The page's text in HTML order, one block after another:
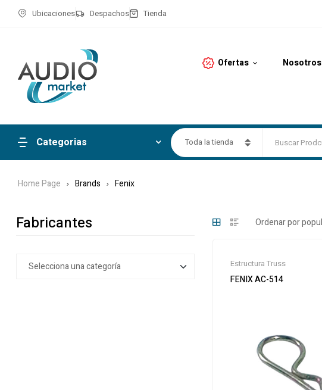
Ubicaciones Despachos Tienda
Ofertas Nosotros
Categorias Toda la tienda
Home Page Brands Fenix
Estructura Truss
FENIX AC-514
Fabricantes